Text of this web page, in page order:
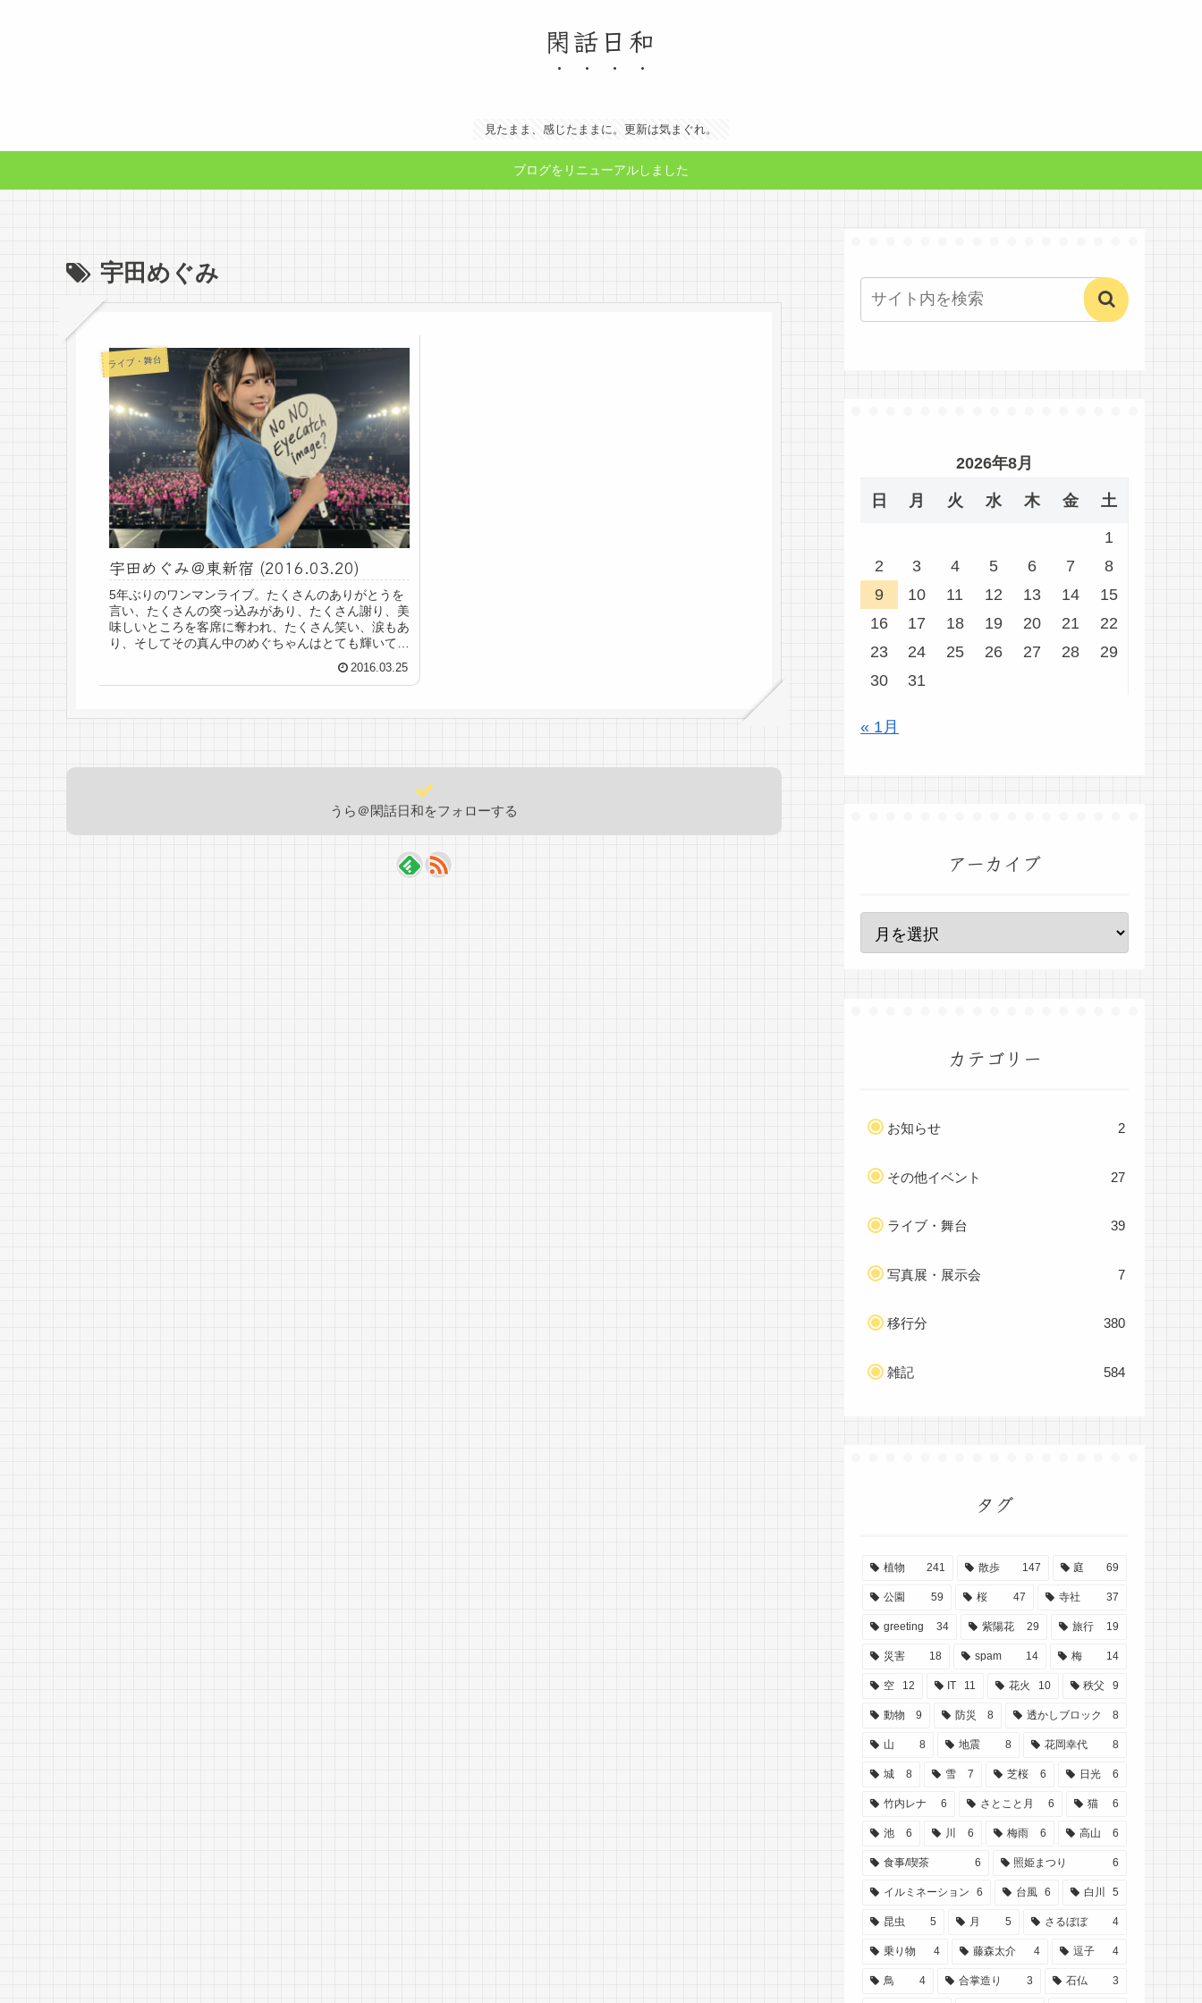
閑話日和
見たまま、感じたままに。更新は気まぐれ。
ブログをリニューアルしました
宇田めぐみ
ライブ・舞台
宇田めぐみ＠東新宿 (2016.03.20)
5年ぶりのワンマンライブ。たくさんのありがとうを
言い、たくさんの突っ込みがあり、たくさん謝り、美
味しいところを客席に奪われ、たくさん笑い、涙もあ
り、そしてその真ん中のめぐちゃんはとても輝いてい
2016.03.25
うら＠閑話日和をフォローする
2026年8月
日 月 火 水 木 金 土
1
2
3 4 5 6 7
8
9
10 11 12 13 14
15
16
17 18 19 20 21
22
23
24 25 26 27 28
29
30
31
« 1月
アーカイブ
カテゴリー
お知らせ 2
その他イベント 27
ライブ・舞台 39
写真展・展示会 7
移行分 380
雑記 584
タグ
植物 241 散歩 147 庭 69
公園 59 桜 47 寺社 37
greeting 34 紫陽花 29 旅行 19
災害 18 spam 14 梅 14
空 12 IT 11 花火 10 秩父 9
動物 9 防災 8 透かしブロック 8
山 8 地震 8 花岡幸代 8
城 8 雪 7 芝桜 6 日光 6
竹内レナ 6 さとこと月 6 猫 6
池 6 川 6 梅雨 6 高山 6
食事/喫茶 6 照姫まつり 6
イルミネーション 6 台風 6 白川 5
昆虫 5 月 5 さるぼぼ 4
乗り物 4 藤森太介 4 逗子 4
鳥 4 合掌造り 3 石仏 3